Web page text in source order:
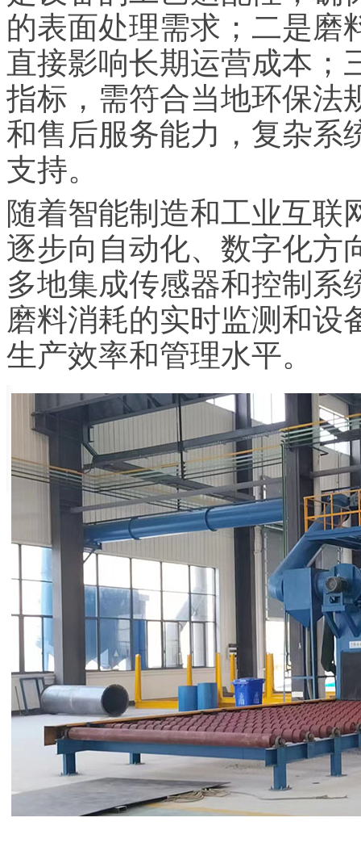
的表面处理需求；二是磨
直接影响长期运营成本；
指标，需符合当地环保法
和售后服务能力，复杂系
支持。
随着智能制造和工业互联
逐步向自动化、数字化方
多地集成传感器和控制系
磨料消耗的实时监测和设
生产效率和管理水平。